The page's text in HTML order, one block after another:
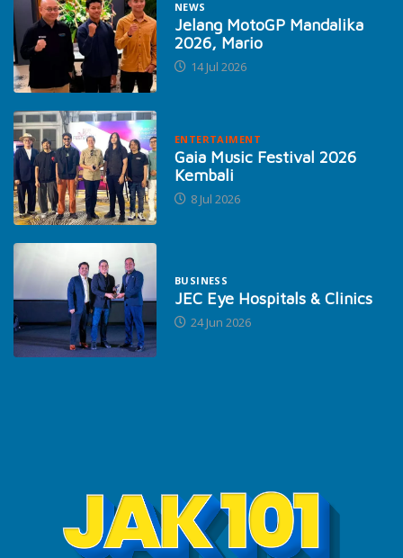
NEWS
Jelang MotoGP Mandalika
2026, Mario
14 Jul 2026
ENTERTAIMENT
Gaia Music Festival 2026
Kembali
8 Jul 2026
BUSINESS
JEC Eye Hospitals & Clinics
24 Jun 2026